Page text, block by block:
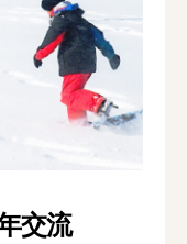
交流